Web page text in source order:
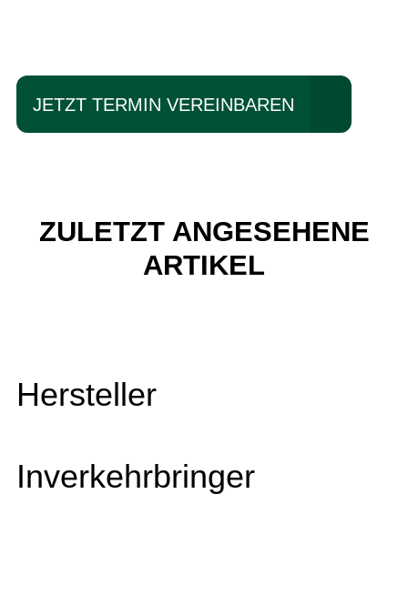
JETZT TERMIN VEREINBAREN
ZULETZT ANGESEHENE
ARTIKEL
Hersteller
Inverkehrbringer